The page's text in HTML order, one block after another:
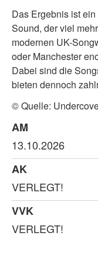
Das Ergebnis ist
Sound, der viel
modernen UK-
oder Manchester
Dabei sind die
bieten dennoch
© Quelle:
AM
13.10.2026
AK
VERLEGT!
VVK
VERLEGT!